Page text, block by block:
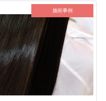
施術事例